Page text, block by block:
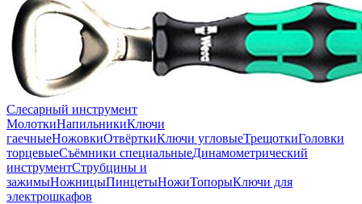
Слесарный инструмент
МолоткиНапильникиКлючи
гаечныеНожовкиОтвёрткиКлючи угловыеТрещоткиГоловки
торцевыеСъёмники специальныеДинамометрический
инструментСтрубцины и
зажимыНожницыПинцетыНожиТопорыКлючи для
электрошкафов